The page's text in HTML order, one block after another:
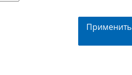
Применить